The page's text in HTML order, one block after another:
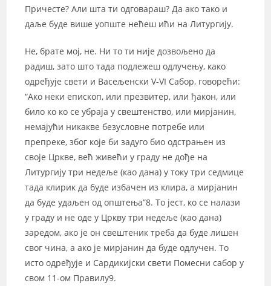
Причесте? Али шта ти одговараш? Да ако тако и
даље буде више уопште нећеш ићи на Литургију.
Не, брате мој, не. Ни то ти није дозвољено да
радиш, зато што тада подлежеш одлучењу, како
одређује свети и Васељенски V-VI Сабор, говорећи:
“Ако неки епископ, или презвитер, или ђакон, или
било ко ко се убраја у свештенство, или мирјанин,
немајући никакве безусловне потребе или
препреке, због које би задуго био одстрањен из
своје Цркве, већ живећи у граду не дође на
Литургију три недеље (као дана) у току три седмице
тада клирик да буде избачен из клира, а мирјанин
да буде удаљен од општења”8. То јест, ко се налази
у граду и не оде у Цркву три недеље (као дана)
заредом, ако је он свештеник треба да буде лишен
свог чина, а ако је мирјанин да буде одлучен. То
исто одређује и Сардикијски свети Помесни сабор у
свом 11-ом Правилу9.